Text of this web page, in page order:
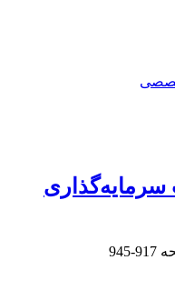
سرمایه‌گذاری
917-945